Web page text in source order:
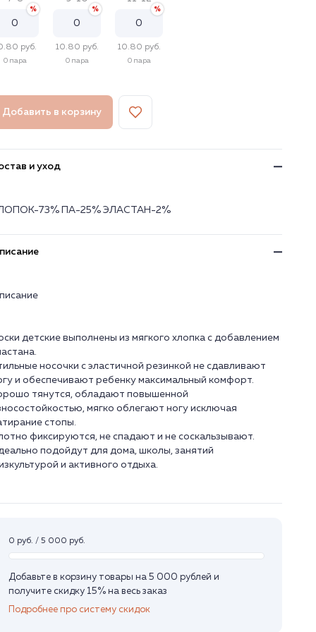
руб.
0 пара
10.80 руб.
0 пара
10.80 руб.
0 пара
Добавить в корзину
и уход
73% ПА-25% ЭЛАСТАН-2%
детские выполнены из мягкого хлопка с добавлением
носочки с эластичной резинкой не сдавливают
и обеспечивают ребенку максимальный комфорт.
тянутся, обладают повышенной
мягко облегают ногу исключая
стопы.
фиксируются, не спадают и не соскальзывают.
подойдут для дома, школы, занятий
и активного отдыха.
0 руб. / 5 000 руб.
Добавьте в корзину товары на 5 000 рублей и
получите скидку 15% на весь заказ
Подробнее про систему скидок